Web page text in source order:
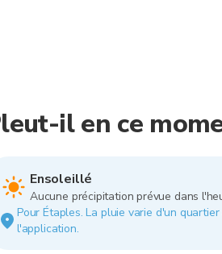
il en ce
Ensoleillé
Aucune précipitation prévue dans
Pour Étaples. La pluie varie d'un
l'application.